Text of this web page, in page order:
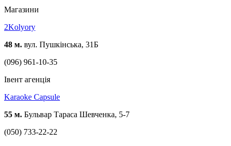
Магазини
2Kolyory
48 м. вул. Пушкінська, 31Б
(096) 961-10-35
Івент агенція
Karaoke Capsule
55 м. Бульвар Тараса Шевченка, 5-7
(050) 733-22-22